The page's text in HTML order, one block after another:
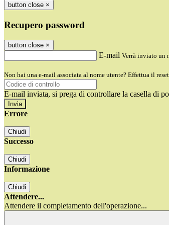
button close ×
Recupero password
button close ×
E-mail Verrà inviato un
Non hai una e-mail associata al nome utente? Effettua il
E-mail inviata, si prega di controllare la casella di
Errore
Chiudi
Successo
Chiudi
Informazione
Chiudi
Attendere...
Attendere il completamento dell'operazione...